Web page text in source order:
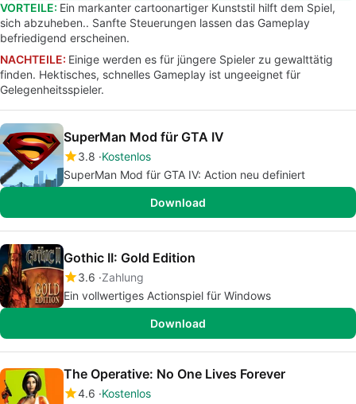
VORTEILE: Ein markanter cartoonartiger Kunststil hilft dem Spiel,
sich abzuheben.. Sanfte Steuerungen lassen das Gameplay
befriedigend erscheinen.
NACHTEILE: Einige werden es für jüngere Spieler zu gewalttätig
finden. Hektisches, schnelles Gameplay ist ungeeignet für
Gelegenheitsspieler.
SuperMan Mod für GTA IV
3.8 Kostenlos
SuperMan Mod für GTA IV: Action neu definiert
Download
Gothic II: Gold Edition
3.6 Zahlung
Ein vollwertiges Actionspiel für Windows
Download
The Operative: No One Lives Forever
4.6 Kostenlos